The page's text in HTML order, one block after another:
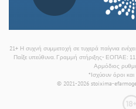
21+ Η συχνή συμμετοχή σε τυχερά παίγνια
Παίξε υπεύθυνα. Γραμμή στήριξης- ΕΟΠΑΕ:
Αρμόδιος
*Ισχύουν όροι
© 2021-2026 stoixima-